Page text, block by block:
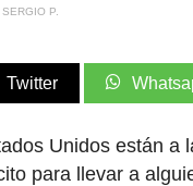
SERGIO P.
Twitter
Unidos están
para llevar a